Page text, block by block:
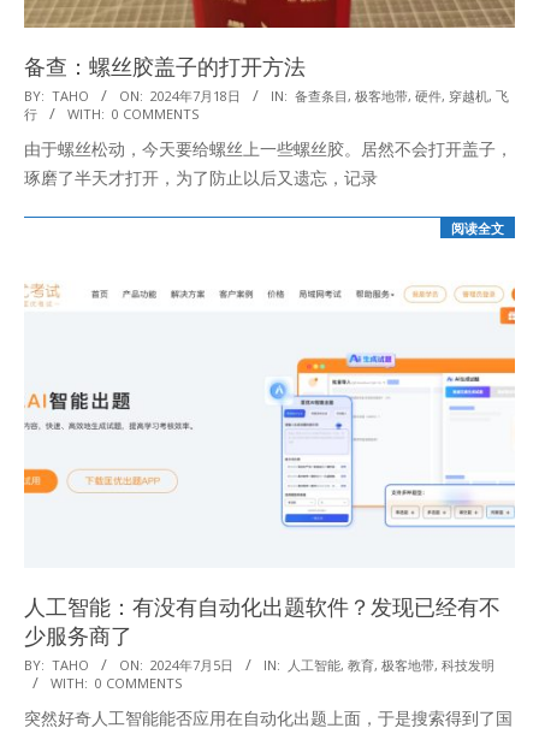
备查：螺丝胶盖子的打开方法
2024-
07-
18
BY: TAHO ON: 2024年7月18日 IN: 备查条目, 极客地带, 硬件, 穿越机, 飞
行
WITH: 0 COMMENTS
由于螺丝松动，今天要给螺丝上一些螺丝胶。居然不会打开盖子，
琢磨了半天才打开，为了防止以后又遗忘，记录
阅读全文
人工智能：有没有自动化出题软件？发现已经有不
少服务商了
2024-
07-
05
BY: TAHO ON: 2024年7月5日 IN: 人工智能, 教育, 极客地带, 科技发明
WITH: 0 COMMENTS
突然好奇人工智能能否应用在自动化出题上面，于是搜索得到了国